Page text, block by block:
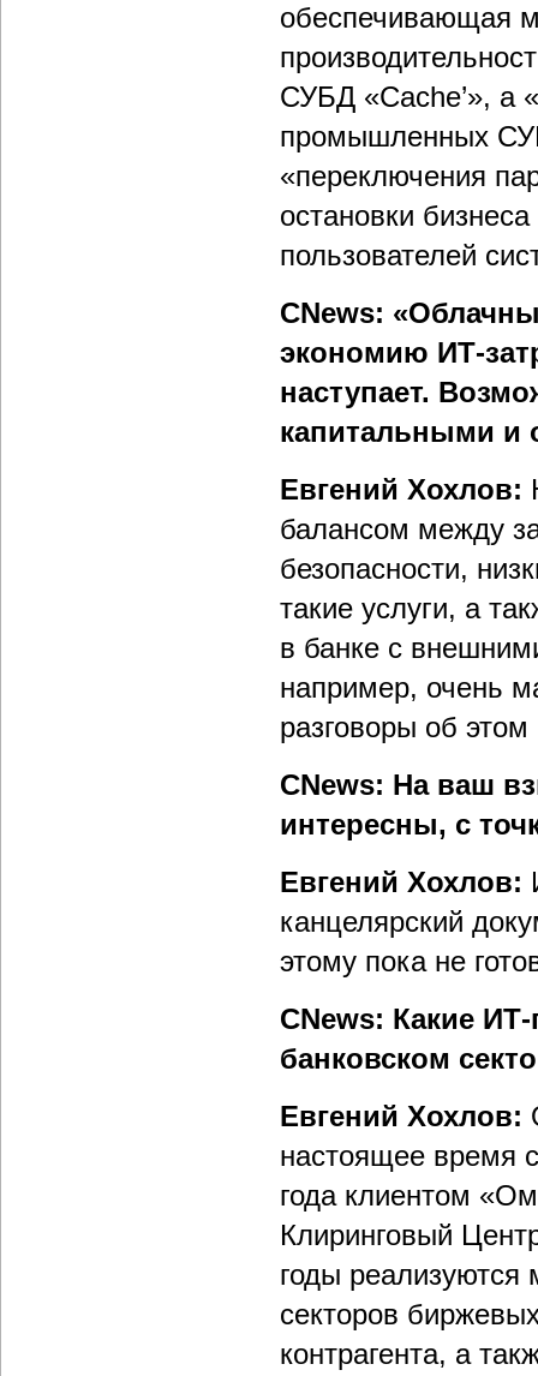
обеспечивающая
СУБД «Саche’», а
промышленных
«переключения
остановки
пользователей
CNews:
экономию ИТ-
наступает.
капитальными и
Евгений Хохлов:
балансом между
безопасности,
такие услуги, а
в банке с
например, очень
разговоры об
CNews: На ваш
интересны, с
Евгений Хохлов:
канцелярский
этому пока не
CNews: Какие
банковском
Евгений Хохлов:
настоящее время
года клиентом
Клиринговый
годы
секторов
контрагента, а